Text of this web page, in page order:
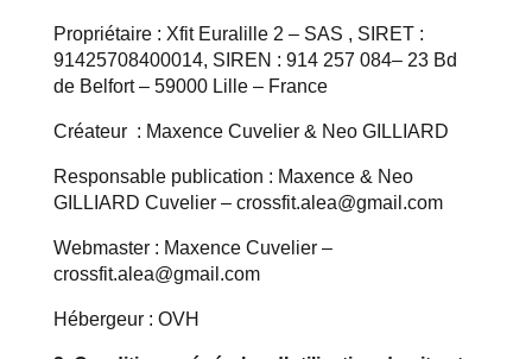
Propriétaire : Xfit Euralille 2 – SAS , SIRET :
91425708400014, SIREN : 914 257 084– 23 Bd
de Belfort – 59000 Lille – France
Créateur : Maxence Cuvelier & Neo GILLIARD
Responsable publication : Maxence & Neo
GILLIARD Cuvelier – crossfit.alea@gmail.com
Webmaster : Maxence Cuvelier –
crossfit.alea@gmail.com
Hébergeur : OVH